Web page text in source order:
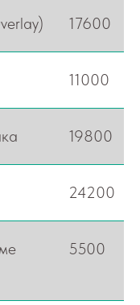
17600
11000
19800
24200
5500